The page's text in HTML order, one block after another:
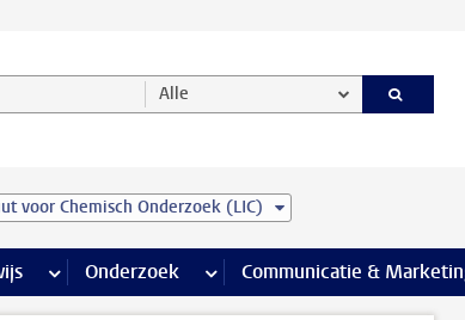
categorie Alle
voor Chemisch Onderzoek (LIC)
pagina’s
meer Onderwijs pagina’s
Onderzoek meer Onderzoek pagina’s
Communicatie &